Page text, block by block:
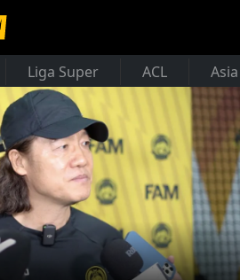
Liga Super ACL